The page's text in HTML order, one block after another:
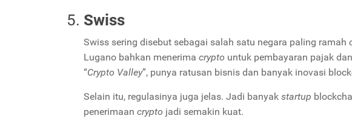
Swiss
Swiss sering disebut sebagai salah satu negara paling ramah
Lugano bahkan menerima crypto untuk pembayaran pajak
“Crypto Valley”, punya ratusan bisnis dan banyak inovasi
Selain itu, regulasinya juga jelas. Jadi banyak startup
penerimaan crypto jadi semakin kuat.